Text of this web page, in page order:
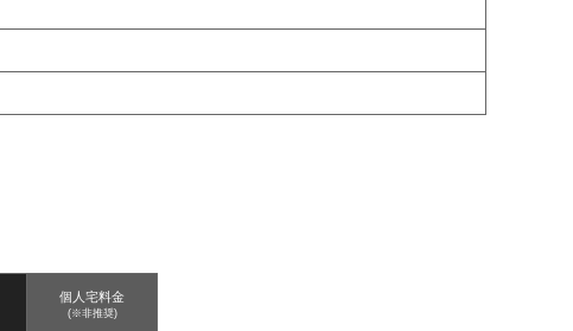
個人宅料金
(※非推奨)